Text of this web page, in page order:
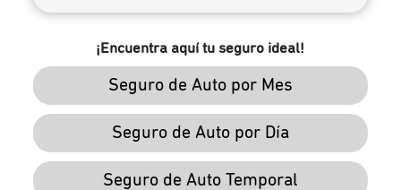
¡Encuentra aquí tu seguro ideal!
Seguro de Auto por Mes
Seguro de Auto por Día
Seguro de Auto Temporal